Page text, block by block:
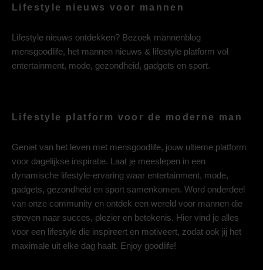
Lifestyle nieuws voor mannen
Lifestyle nieuws ontdekken? Bezoek mannenblog
mensgoodlife, het mannen nieuws & lifestyle platform vol
entertainment, mode, gezondheid, gadgets en sport.
Lifestyle platform voor de moderne man
Geniet van het leven met mensgoodlife, jouw ultieme platform
voor dagelijkse inspiratie. Laat je meeslepen in een
dynamische lifestyle-ervaring waar entertainment, mode,
gadgets, gezondheid en sport samenkomen. Word onderdeel
van onze community en ontdek een wereld voor mannen die
streven naar succes, plezier en betekenis. Hier vind je alles
voor een lifestyle die inspireert en motiveert, zodat ook jij het
maximale uit elke dag haalt. Enjoy goodlife!